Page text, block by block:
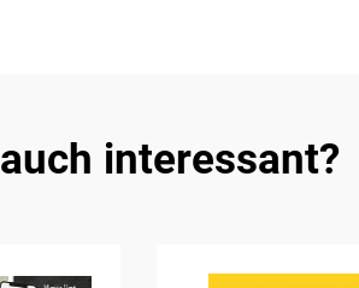
interessant?